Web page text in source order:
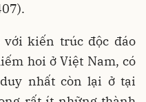
kiến trúc độc đáo
hoi ở Việt Nam, có
nhất còn lại ở tại